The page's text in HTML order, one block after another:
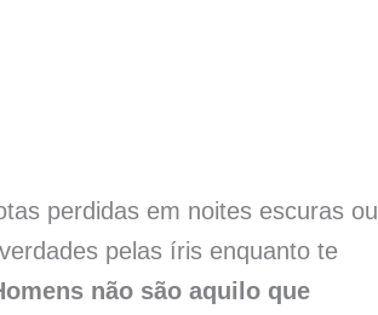
perdidas em noites escuras ou
pelas íris enquanto te
não são aquilo que